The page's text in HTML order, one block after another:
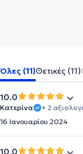
Όλες (11)Θετικές (11)
10.0
Κατερίνα
• 2
16 Ιανουαρίου 2024
10.0